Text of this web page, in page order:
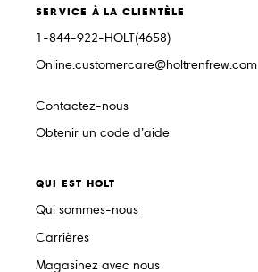
SERVICE À LA CLIENTÈLE
1-844-922-HOLT(4658)
Online.customercare@holtrenfrew.com
Contactez-nous
Obtenir un code d’aide
QUI EST HOLT
Qui sommes-nous
Carrières
Magasinez avec nous